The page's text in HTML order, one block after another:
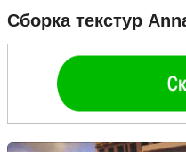
Сборка текстур